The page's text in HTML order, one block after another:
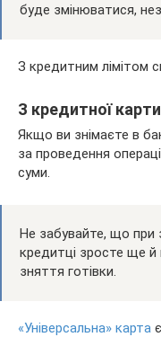
буде змінюватися,
З кредитним лімітом
З кредитної карти
Якщо ви знімаєте в
за проведення
суми.
Не забувайте, що при
кредитці зросте ще й
зняття готівки.
«Універсальна» карта